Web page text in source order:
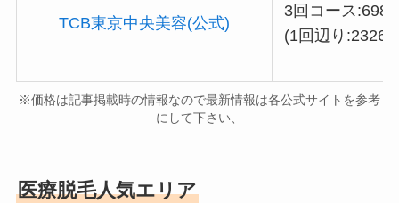
TCB東京中央美容(公式)
3回コース
(1回辺り
※価格は記事掲載時の情報なので最新情報は各公式サイトを参考
にして下さい、
医療脱毛人気エリア